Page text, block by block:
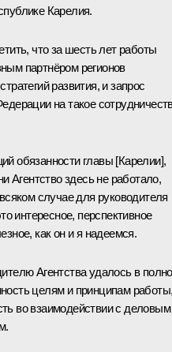
Карелия.
что за шесть лет работы
партнёром регионов
развития, и запрос
на такое
обязанности главы [Карелии],
Агентство здесь не работало,
случае для руководителя
интересное, перспективное
как он и я надеемся.
Агентства удалось в
целям и принципам
во взаимодействии с деловым